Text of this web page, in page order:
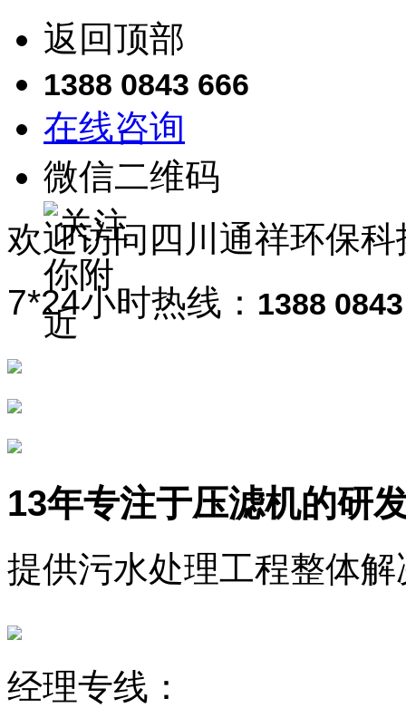
返回顶部
1388 0843 666
在线咨询
微信二维码
欢迎访问 四川通祥环保科
7*24小时热线： 1388
13年专注于压滤机的研
提供污水处理工程整体解
经理专线：